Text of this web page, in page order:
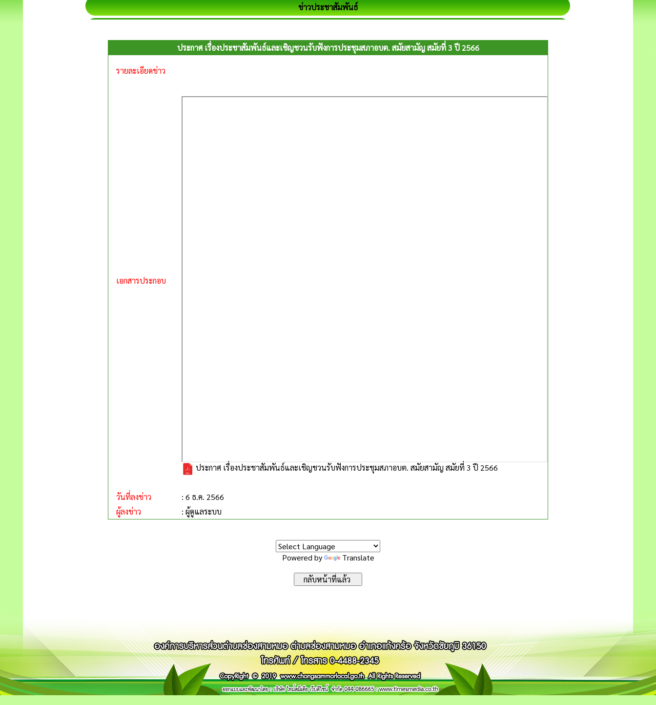
ข่าวประชาสัมพันธ์
ประกาศ เรื่องประชาสัมพันธ์และเชิญชวนรับฟังการประชุมสภาอบต. สมัยสามัญ สมัยที่ 3 ปี 2566
รายละเอียดข่าว
เอกสารประกอบ
ประกาศ เรื่องประชาสัมพันธ์และเชิญชวนรับฟังการประชุมสภาอบต. สมัยสามัญ สมัยที่ 3 ปี 2566
วันที่ลงข่าว
: 6 ธ.ค. 2566
ผู้ลงข่าว
: ผู้ดูแลระบบ
Powered by Translate